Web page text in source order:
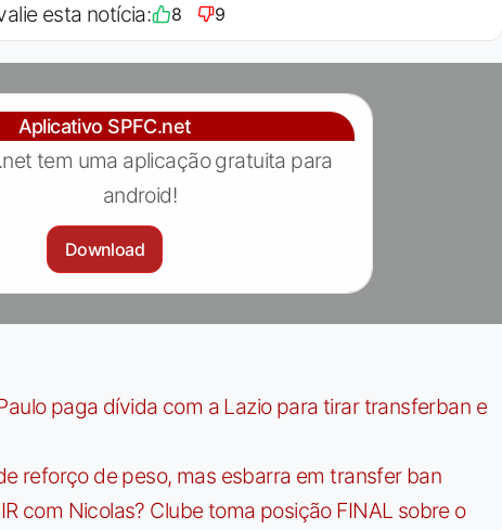
esta notícia: 8 9
Aplicativo SPFC.net
tem uma aplicação gratuita para
android!
Download
paga dívida com a Lazio para tirar transferban e
reforço de peso, mas esbarra em transfer ban
com Nicolas? Clube toma posição FINAL sobre o